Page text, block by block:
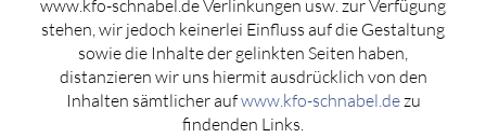
www.kfo-schnabel.de Verlinkungen usw. zur Verfügung
stehen, wir jedoch keinerlei Einfluss auf die Gestaltung
sowie die Inhalte der gelinkten Seiten haben,
distanzieren wir uns hiermit ausdrücklich von den
Inhalten sämtlicher aufwww.kfo-schnabel.dezu
findenden Links.